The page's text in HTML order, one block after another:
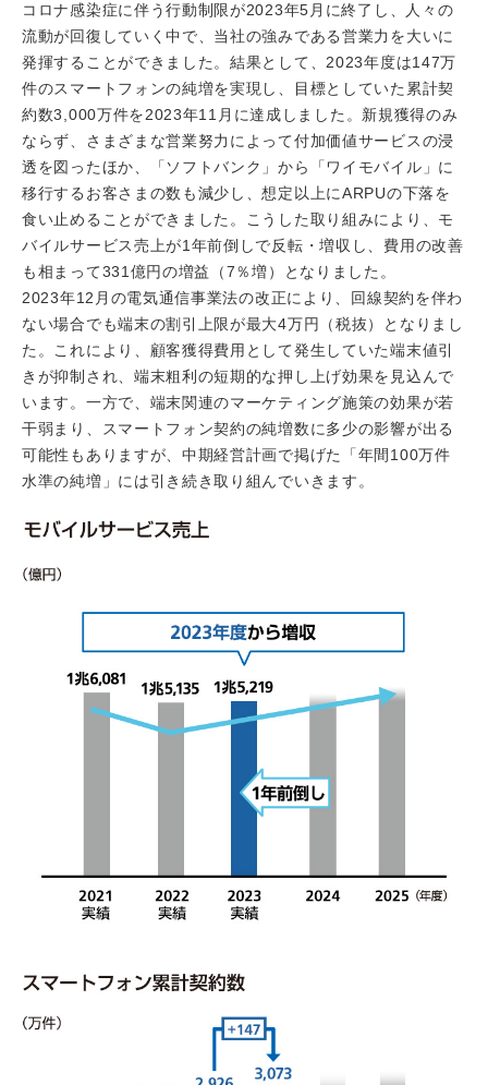
コロナ感染症に伴う行動制限が2023年5月に終了し、人々の
流動が回復していく中で、当社の強みである営業力を大いに
発揮することができました。結果として、2023年度は147万
件のスマートフォンの純増を実現し、目標としていた累計契
約数3,000万件を2023年11月に達成しました。新規獲得のみ
ならず、さまざまな営業努力によって付加価値サービスの浸
透を図ったほか、「ソフトバンク」から「ワイモバイル」に
移行するお客さまの数も減少し、想定以上にARPUの下落を
食い止めることができました。こうした取り組みにより、モ
バイルサービス売上が1年前倒しで反転・増収し、費用の改善
も相まって331億円の増益（7％増）となりました。
2023年12月の電気通信事業法の改正により、回線契約を伴わ
ない場合でも端末の割引上限が最大4万円（税抜）となりまし
た。これにより、顧客獲得費用として発生していた端末値引
きが抑制され、端末粗利の短期的な押し上げ効果を見込んで
います。一方で、端末関連のマーケティング施策の効果が若
干弱まり、スマートフォン契約の純増数に多少の影響が出る
可能性もありますが、中期経営計画で掲げた「年間100万件
水準の純増」には引き続き取り組んでいきます。